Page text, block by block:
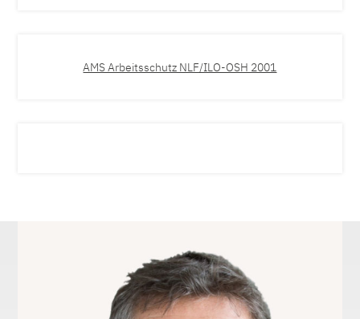
AMS Arbeitsschutz NLF/ILO-OSH 2001